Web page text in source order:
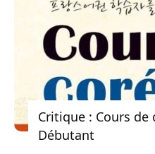
Critique : Cours de
Débutant